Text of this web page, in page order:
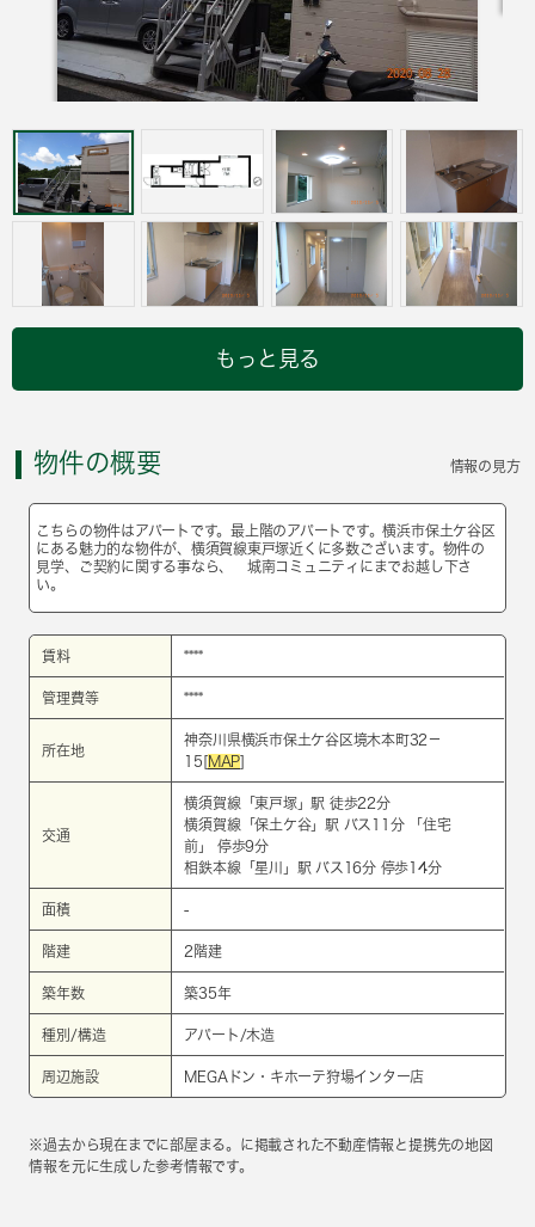
もっと見る
物件の概要 情報の見方
こちらの物件はアパートです。最上階のアパートです。横浜市保土ケ谷区
にある魅力的な物件が、横須賀線東戸塚近くに多数ございます。物件の
見学、ご契約に関する事なら、 城南コミュニティにまでお越し下さ
い。
賃料 ****
管理費等 ****
所在地
神奈川県横浜市保土ケ谷区境木本町32－
15[ MAP
交通
横須賀線 「 東戸塚」駅 徒歩22分
横須賀線 「保土ケ谷」駅 バス11分 「住宅
前」 停歩9分
相鉄本線 「星川 」駅 バス16分 停歩14分
面積 -
階建 2階建
築年数 築35年
種別/構造 アパート/木造
周辺施設 MEGAドン・キホーテ狩場インター店
※過去から現在までに部屋まる。に掲載された不動産情報と提携先の地図
情報を元に生成した参考情報です。